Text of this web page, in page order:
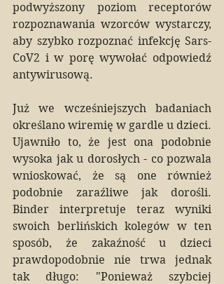
podwyższony poziom receptorów
rozpoznawania wzorców wystarczy,
aby szybko rozpoznać infekcję Sars-
CoV2 i w porę wywołać odpowiedź
antywirusową.
Już we wcześniejszych badaniach
określano wiremię w gardle u dzieci.
Ujawniło to, że jest ona podobnie
wysoka jak u dorosłych - co pozwala
wnioskować, że są one również
podobnie zaraźliwe jak dorośli.
Binder interpretuje teraz wyniki
swoich berlińskich kolegów w ten
sposób, że zakaźność u dzieci
prawdopodobnie nie trwa jednak
tak długo: "Ponieważ szybciej